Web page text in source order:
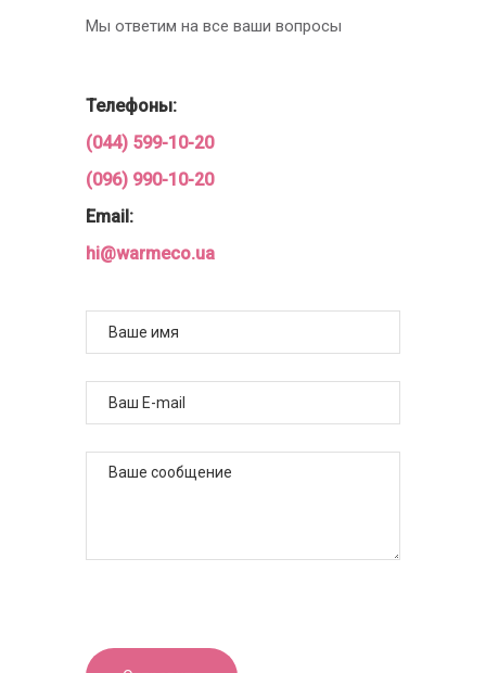
Мы ответим на все ваши вопросы
Телефоны:
(044) 599-10-20
(096) 990-10-20
Email:
hi@warmeco.ua